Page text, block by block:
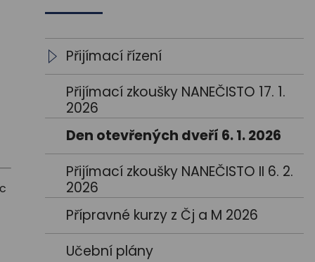
Přijímací řízení
Přijímací řízení na všeobecné
Přijímací řízení na sportovní
gymnázium
Přijímací zkoušky NANEČISTO 17. 1.
2026
Den otevřených dveří 6. 1. 2026
Přijímací zkoušky NANEČISTO II 6. 2.
2026
Přípravné kurzy z Čj a M 2026
Učební plány